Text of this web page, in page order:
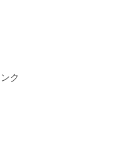
ク